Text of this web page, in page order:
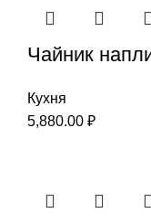
Чайник
Кухня
5,880.00 ₽